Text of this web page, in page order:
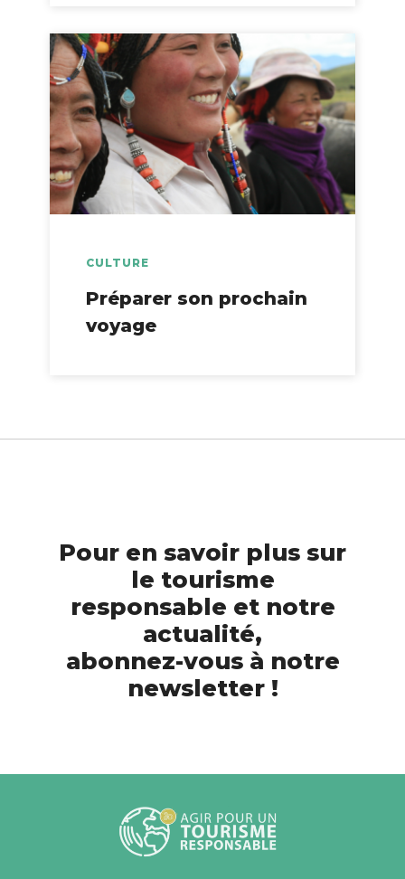
CULTURE
Préparer son prochain
voyage
Pour en savoir plus sur
le tourisme
responsable et notre
actualité,
abonnez-vous à notre
newsletter !